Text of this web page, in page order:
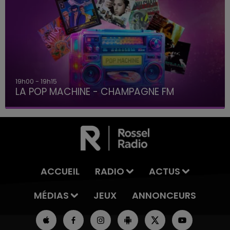
19h00 - 19h15
LA POP MACHINE - CHAMPAGNE FM
ACCUEIL RADIO
ACTUS
MÉDIAS
JEUX ANNONCEURS